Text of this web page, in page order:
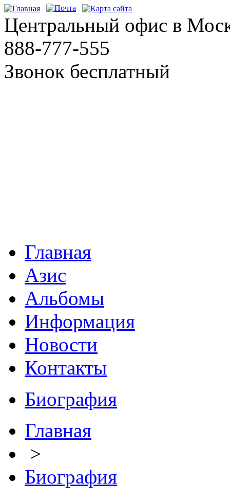
Центральный офис в
888-777-555
Звонок бесплатный
Главная
Азис
Альбомы
Информация
Новости
Контакты
Биография
Главная
>
Биография